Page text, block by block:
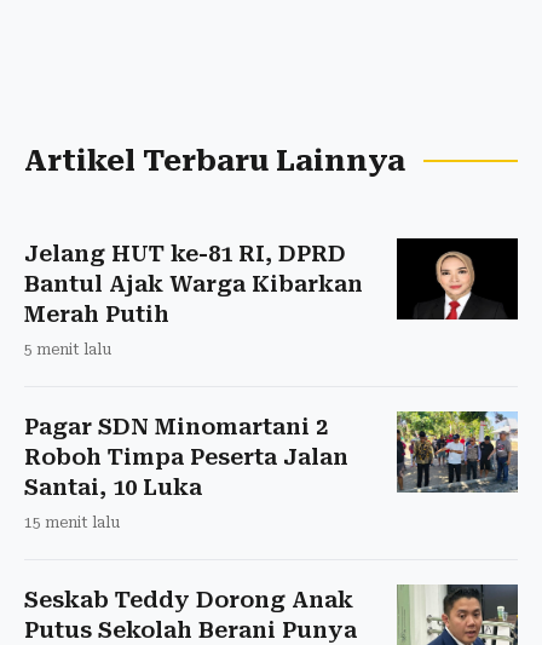
Artikel Terbaru Lainnya
Jelang HUT ke-81 RI, DPRD
Bantul Ajak Warga Kibarkan
Merah Putih
5 menit lalu
Pagar SDN Minomartani 2
Roboh Timpa Peserta Jalan
Santai, 10 Luka
15 menit lalu
Seskab Teddy Dorong Anak
Putus Sekolah Berani Punya